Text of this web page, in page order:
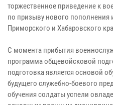
торжественное приведение к
по призыву нового пополнения
Приморского и Хабаровского
С момента прибытия
программа общевойсковой
подготовка является основой
будущего служебно-боевого
обучения солдаты успели